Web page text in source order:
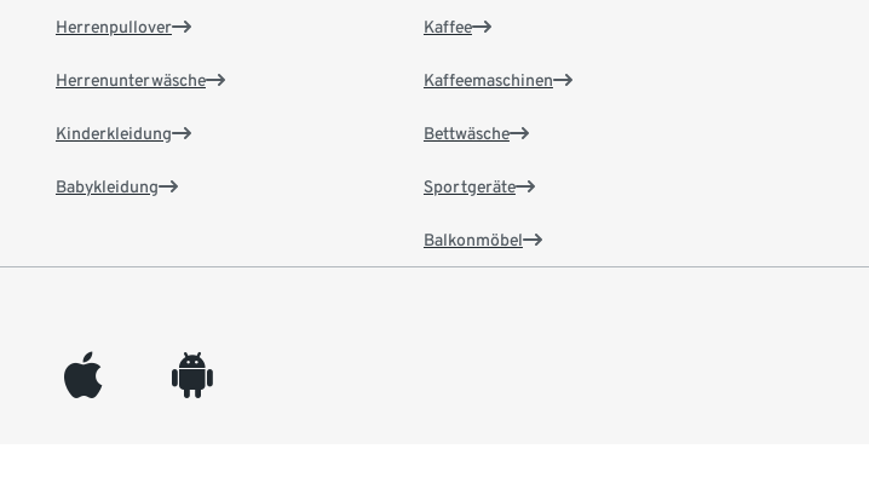
Herrenpullover
Herrenunterwäsche
Kinderkleidung
Babykleidung
Kaffee
Kaffeemaschinen
Bettwäsche
Sportgeräte
Balkonmöbel
appleinc android